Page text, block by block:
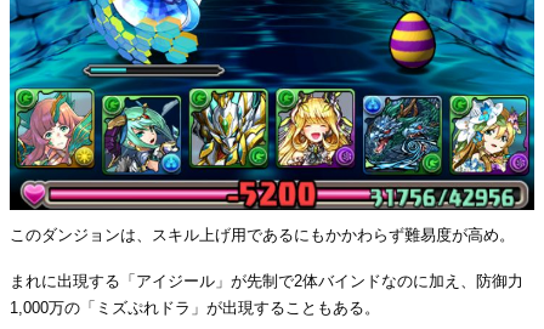
このダンジョンは、スキル上げ用であるにもかかわらず難易度が高め。
まれに出現する「アイジール」が先制で2体バインドなのに加え、防御力
1,000万の「ミズぷれドラ」が出現することもある。